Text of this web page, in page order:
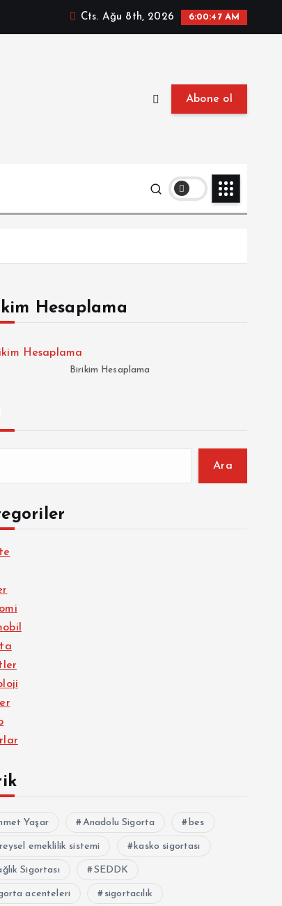
Cts. Ağu 8th, 2026 6:00:48 AM
Abone ol
Hesaplama
Birikim Hesaplama
Ara
Yaşar Anadolu Sigorta bes
emeklilik sistemi kasko sigortası
Sigortası SEDDK
acenteleri sigortacılık